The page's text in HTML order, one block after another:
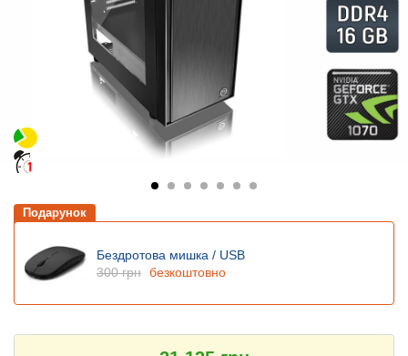
Подарунок
Бездротова мишка / USB
300 грн безкоштовно